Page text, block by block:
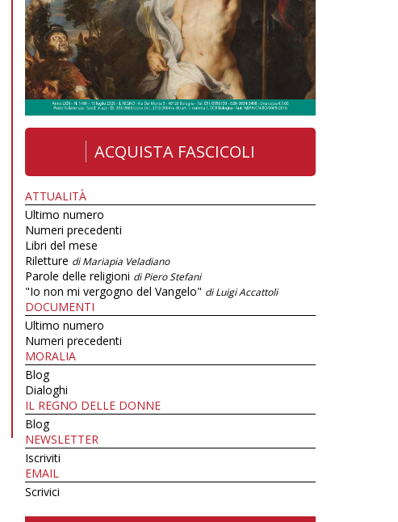
ACQUISTA FASCICOLI
ATTUALITÀ
Ultimo numero
Numeri precedenti
Libri del mese
Riletture di Mariapia Veladiano
Parole delle religioni di Piero Stefani
"Io non mi vergogno del Vangelo" di Luigi Accattoli
DOCUMENTI
Ultimo numero
Numeri precedenti
MORALIA
Blog
Dialoghi
IL REGNO DELLE DONNE
Blog
NEWSLETTER
Iscriviti
EMAIL
Scrivici